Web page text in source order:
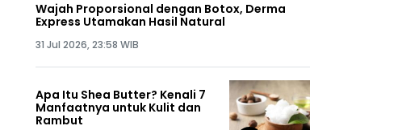
Wajah Proporsional dengan Botox, Derma
Express Utamakan Hasil Natural
31 Jul 2026, 23:58 WIB
Apa Itu Shea Butter? Kenali 7
Manfaatnya untuk Kulit dan
Rambut